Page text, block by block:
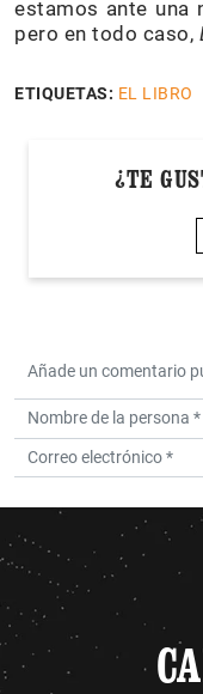
estamos ante una
pero en todo caso,
ETIQUETAS: EL LIBRO
¿TE